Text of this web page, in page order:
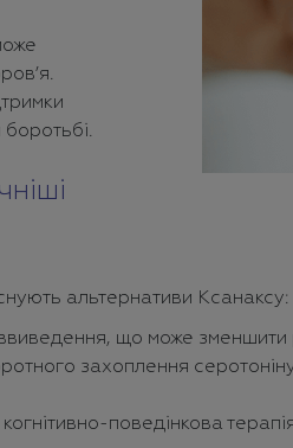
альтернативи Ксанаксу:
що може зменшити
захоплення
когнітивно-поведінкова